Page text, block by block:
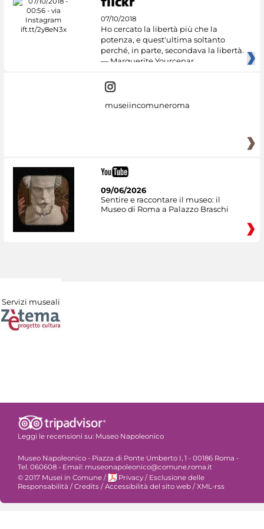
07/10/2018
Ho cercato la libertà più che la
potenza, e quest'ultima soltanto
perché, in parte, secondava la libertà.
— Marguerite Yourcenar
museiincomuneroma
09/06/2026
Sentire e raccontare il museo: il
Museo di Roma a Palazzo Braschi
Servizi museali
Leggi le recensioni su: Museo Napoleonico
Museo Napoleonico - Piazza di Ponte Umberto I, 1 - 00186 Roma -
Tel. 060608 - Email: museonapoleonico@comune.roma.it
© 2017 Musei in Comune / Privacy / Esclusione delle
Responsabilità /Credits /Accessibilità del sito web /XML-rss